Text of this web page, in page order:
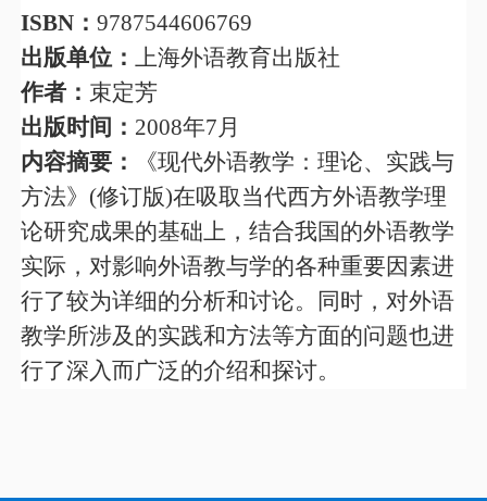
ISBN： 9787544606769
出版单位： 上海外语教育出版社
作者： 束定芳
出版时间： 2008年7月
内容摘要：
《现代外语教学：理论、实践与
方法》(修订版)在吸取当代西方外语教学理
论研究成果的基础上，结合我国的外语教学
实际，对影响外语教与学的各种重要因素进
行了较为详细的分析和讨论。同时，对外语
教学所涉及的实践和方法等方面的问题也进
行了深入而广泛的介绍和探讨。